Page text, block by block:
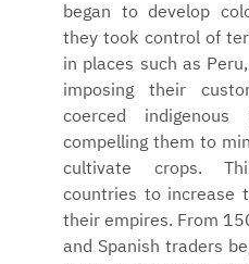
began to develop
they took control of
in places such as
imposing their
coerced indigenous
compelling them to
cultivate crops.
countries to increase
their empires. From
and Spanish traders